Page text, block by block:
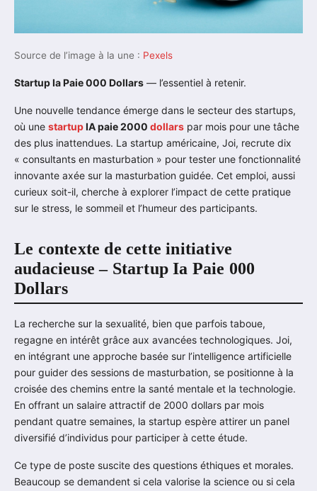
Source de l’image à la une : Pexels
Startup Ia Paie 000 Dollars — l’essentiel à retenir.
Une nouvelle tendance émerge dans le secteur des startups,
où une startupIA paie 2000 dollars par mois pour une tâche
des plus inattendues. La startup américaine, Joi, recrute dix
« consultants en masturbation » pour tester une fonctionnalité
innovante axée sur la masturbation guidée. Cet emploi, aussi
curieux soit-il, cherche à explorer l’impact de cette pratique
sur le stress, le sommeil et l’humeur des participants.
Le contexte de cette initiative
audacieuse – Startup Ia Paie 000
Dollars
La recherche sur la sexualité, bien que parfois taboue,
regagne en intérêt grâce aux avancées technologiques. Joi,
en intégrant une approche basée sur l’intelligence artificielle
pour guider des sessions de masturbation, se positionne à la
croisée des chemins entre la santé mentale et la technologie.
En offrant un salaire attractif de 2000 dollars par mois
pendant quatre semaines, la startup espère attirer un panel
diversifié d’individus pour participer à cette étude.
Ce type de poste suscite des questions éthiques et morales.
Beaucoup se demandent si cela valorise la science ou si cela